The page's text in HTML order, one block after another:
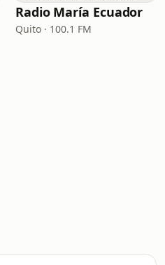
Radio María Ecuador
Quito · 100.1 FM